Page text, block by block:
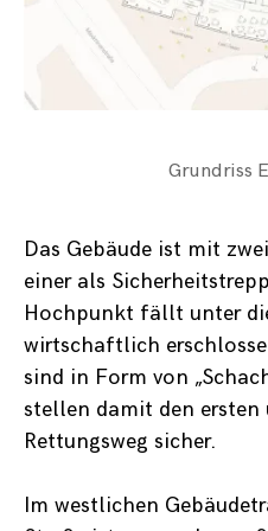
Grundriss
Das Gebäude ist mit
einer als
Hochpunkt fällt unter
wirtschaftlich
sind in Form von
stellen damit den
Rettungsweg sicher.
Im westlichen